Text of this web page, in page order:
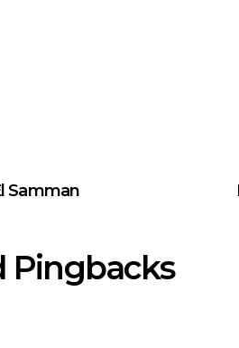
Samman
Pingbacks